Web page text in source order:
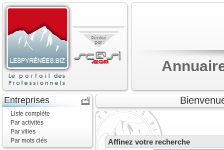
Entreprises
Liste complète
Par activités
Par villes
Par mots clés
Affinez votre recherche